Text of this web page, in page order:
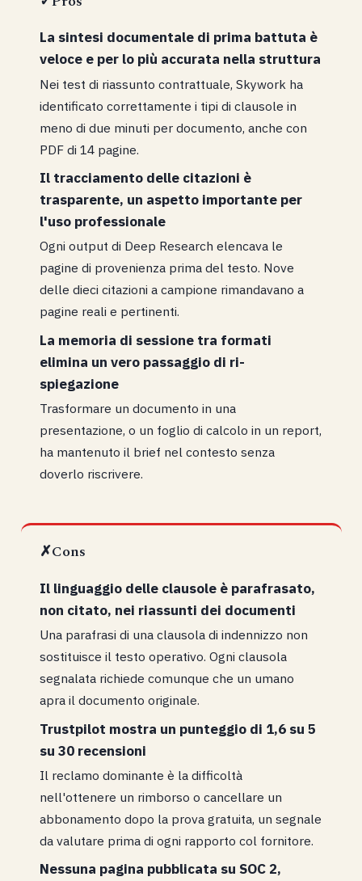
La sintesi documentale di prima battuta è
veloce e per lo più accurata nella struttura
Nei test di riassunto contrattuale, Skywork ha
identificato correttamente i tipi di clausole in
meno di due minuti per documento, anche con
PDF di 14 pagine.
Il tracciamento delle citazioni è
trasparente, un aspetto importante per
l'uso professionale
Ogni output di Deep Research elencava le
pagine di provenienza prima del testo. Nove
delle dieci citazioni a campione rimandavano a
pagine reali e pertinenti.
La memoria di sessione tra formati
elimina un vero passaggio di ri-
spiegazione
Trasformare un documento in una
presentazione, o un foglio di calcolo in un report,
ha mantenuto il brief nel contesto senza
doverlo riscrivere.
✗Cons
Il linguaggio delle clausole è parafrasato,
non citato, nei riassunti dei documenti
Una parafrasi di una clausola di indennizzo non
sostituisce il testo operativo. Ogni clausola
segnalata richiede comunque che un umano
apra il documento originale.
Trustpilot mostra un punteggio di 1,6 su 5
su 30 recensioni
Il reclamo dominante è la difficoltà
nell'ottenere un rimborso o cancellare un
abbonamento dopo la prova gratuita, un segnale
da valutare prima di ogni rapporto col fornitore.
Nessuna pagina pubblicata su SOC 2,